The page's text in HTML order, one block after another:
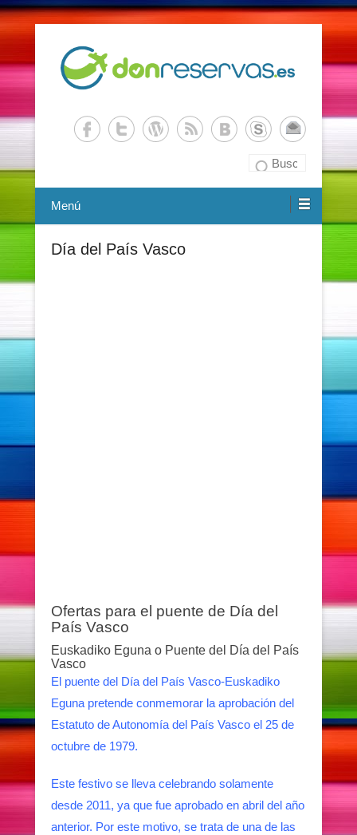
DonReservas.es
Menú
Día del País Vasco
Ofertas para el puente de Día del
País Vasco
Euskadiko Eguna o Puente del Día del País
Vasco
El puente del Día del País Vasco-Euskadiko
Eguna pretende conmemorar la aprobación del
Estatuto de Autonomía del País Vasco el 25 de
octubre de 1979.
Este festivo se lleva celebrando solamente
desde 2011, ya que fue aprobado en abril del año
anterior. Por este motivo, se trata de una de las